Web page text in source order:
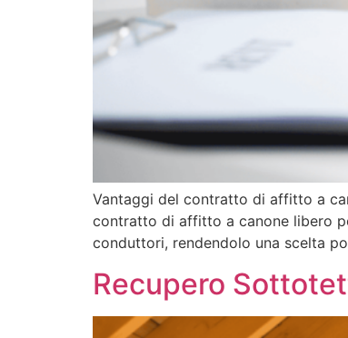
Vantaggi del contratto di affitto a
contratto di affitto a canone libero
conduttori, rendendolo una scelta
Recupero